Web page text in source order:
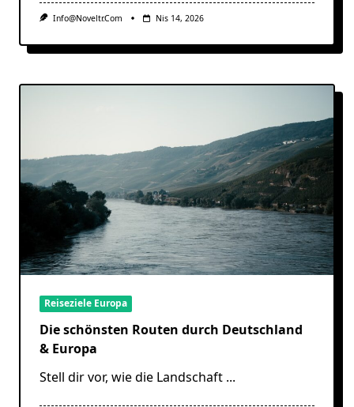
Info@noveltr.com Nis 14, 2026
Reiseziele Europa
Die schönsten Routen durch Deutschland
& Europa
Stell dir vor, wie die Landschaft ...